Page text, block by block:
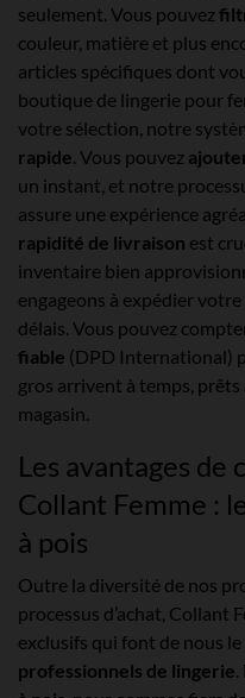
seulement. Vous pouvez
couleur, matière et plus
articles spécifiques dont
boutique de lingerie pour
votre sélection, notre
rapide. Vous pouvez
un instant, et notre
assure une expérience
rapidité de livraison est
inventaire bien
engageons à expédier
délais. Vous pouvez
fiable (DPD International)
gros arrivent à temps,
magasin.
Les avantages de
Collant Femme :
à pois
Outre la diversité de nos
processus d’achat, Collant
exclusifs qui font de nous
professionnels de lingerie